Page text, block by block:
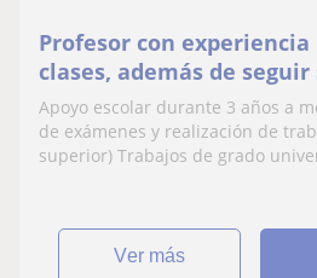
Profesor con
clases, además de
estudiante
Apoyo escolar durante 3 años a
de exámenes y realización de
superior) Trabajos de grado
ver más